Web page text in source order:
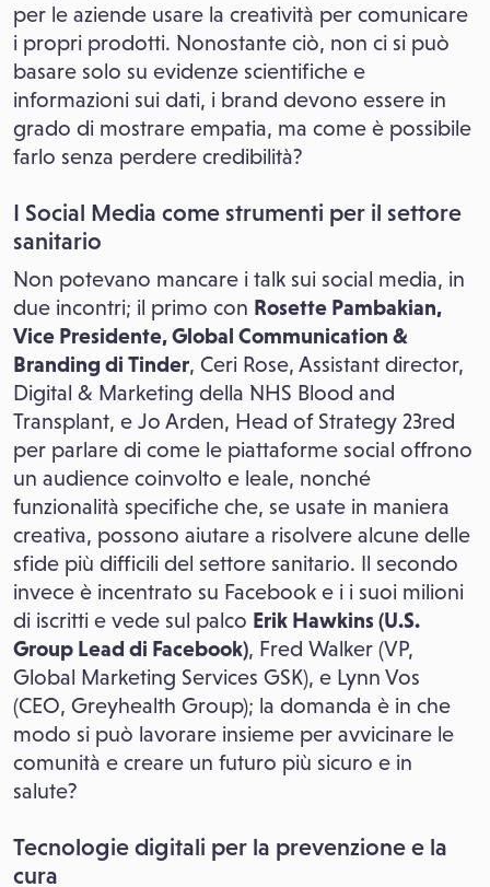
per le aziende usare la creatività per comunicare
i propri prodotti. Nonostante ciò, non ci si può
basare solo su evidenze scientifiche e
informazioni sui dati, i brand devono essere in
grado di mostrare empatia, ma come è possibile
farlo senza perdere credibilità?
I Social Media come strumenti per il settore
sanitario
Non potevano mancare i talk sui social media, in
due incontri; il primo con Rosette Pambakian,
Vice Presidente, Global Communication &
Branding di Tinder, Ceri Rose, Assistant director,
Digital & Marketing della NHS Blood and
Transplant, e Jo Arden, Head of Strategy 23red
per parlare di come le piattaforme social offrono
un audience coinvolto e leale, nonché
funzionalità specifiche che, se usate in maniera
creativa, possono aiutare a risolvere alcune delle
sfide più difficili del settore sanitario. Il secondo
invece è incentrato su Facebook e i i suoi milioni
di iscritti e vede sul palco Erik Hawkins (U.S.
Group Lead di Facebook), Fred Walker (VP,
Global Marketing Services GSK), e Lynn Vos
(CEO, Greyhealth Group); la domanda è in che
modo si può lavorare insieme per avvicinare le
comunità e creare un futuro più sicuro e in
salute?
Tecnologie digitali per la prevenzione e la
cura